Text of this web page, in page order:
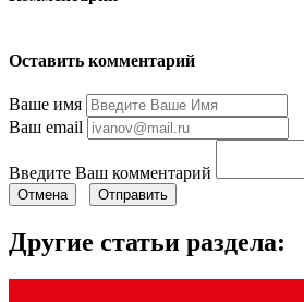
Оставить комментарий
Ваше имя
Ваш email
Введите Ваш комментарий
Отмена Отправить
Другие статьи раздела: